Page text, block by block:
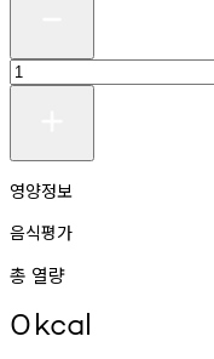
영양정보
음식평가
총 열량
0kcal